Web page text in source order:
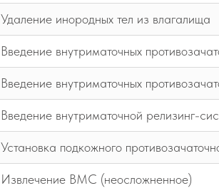
Удаление инородных тел из влагалища
Введение внутриматочных
Введение внутриматочных
Введение внутриматочной релизинг-
Установка подкожного
Извлечение ВМС (неосложненное)